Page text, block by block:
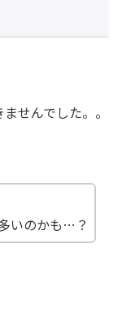
せんでした。。
いのかも…？